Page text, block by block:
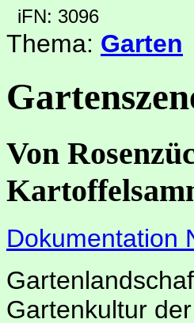
iFN: 3096
Thema: Garten
Von
Dokumentation
Gartenkultur